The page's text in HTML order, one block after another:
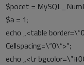
$pocet =
$a = 1;
echo „<table
Cellspacing=\“0\“>“;
echo „<tr